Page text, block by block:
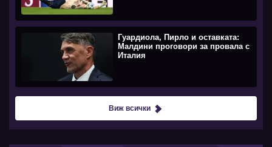
Гуардиола, Пирло и оставката:
Малдини проговори за провала с
Италия
Виж всички